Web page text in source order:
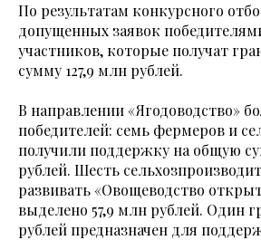
По результатам конкурсного
допущенных заявок
участников, которые получат
сумму 127,9 млн рублей.
В направлении «Ягодоводство»
победителей: семь фермеров и
получили поддержку на общую
рублей. Шесть
развивать «Овощеводство
выделено 57,9 млн рублей. Один
рублей предназначен для